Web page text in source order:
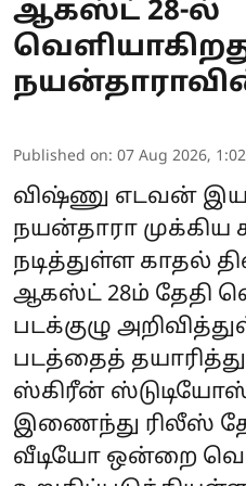
ஆகஸ்ட் 28-ல்
Published on: 07 Aug 2026,
விஷ்ணு எடவன்
நயன்தாரா முக்கிய
நடித்துள்ள காதல்
ஆகஸ்ட் 28ம் தேதி
படக்குழு
படத்தைத்
ஸ்கிரீன்
இணைந்து ரிலீஸ்
வீடியோ ஒன்றை